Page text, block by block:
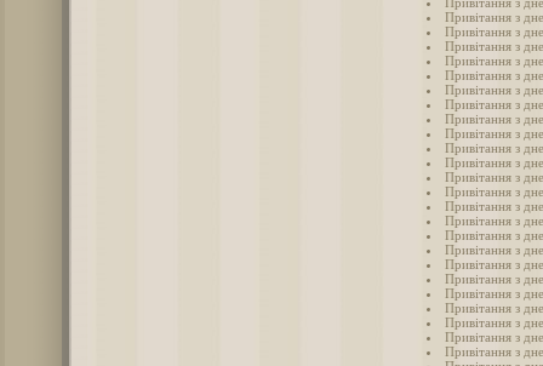
Привітання з
Привітання з
Привітання з
Привітання з
Привітання з
Привітання з
Привітання з
Привітання з
Привітання з
Привітання з
Привітання з
Привітання з
Привітання з
Привітання з
Привітання з
Привітання з
Привітання з
Привітання з
Привітання з
Привітання з
Привітання з
Привітання з
Привітання з
Привітання з